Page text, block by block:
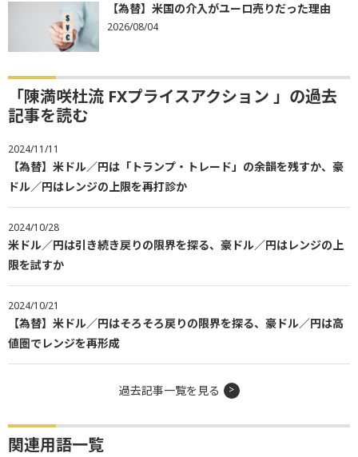
【為替】米国の介入がユーロ売りだった理由
2026/08/04
「陳満咲杜流 FXプライスアクション 」の過去
記事を読む
2024/11/11
【為替】米ドル／円は「トランプ・トレード」の余韻を残すか、豪
ドル／円はレンジの上限を再打診か
2024/10/28
米ドル／円は引き続き戻りの限界を探る、豪ドル／円はレンジの上
限を試すか
2024/10/21
【為替】米ドル／円はそろそろ戻りの限界を探る、豪ドル／円は高
値圏でレンジを再形成
過去記事一覧を見る
関連用語一覧